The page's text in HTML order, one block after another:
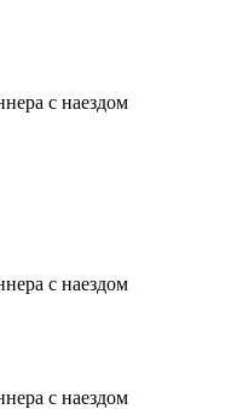
с наездом
с наездом
с наездом